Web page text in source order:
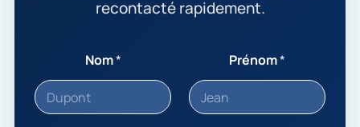
recontacté rapidement.
Nom* Prénom*